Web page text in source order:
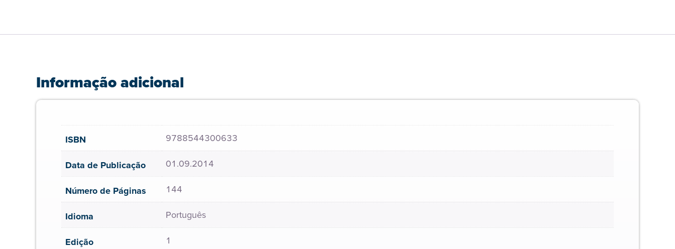
Informação adicional
ISBN 9788544300633
Data de Publicação 01.09.2014
Número de Páginas 144
Idioma Português
Edição 1